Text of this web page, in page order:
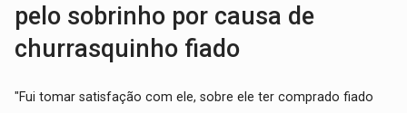
pelo sobrinho por causa de
churrasquinho fiado
"Fui tomar satisfação com ele, sobre ele ter comprado fiado